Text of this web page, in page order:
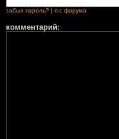
забыл пароль? я с форума
комментарий: